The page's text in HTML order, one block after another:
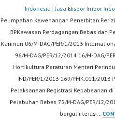
Indonesia | Jasa Ekspor Impor
Pelimpahan Kewenangan Penerbitan
BPKawasan Perdagangan Bebas dan
Karimun 06/M-DAG/PER/1/2013
96/M-DAG/PER/12/2014 16/M-DAG/
Hortikultura Peraturan Menteri
IND/PER/1/2013 169/PMK.011/2013
Pelaksanaan Registrasi Kepabeanan
Pelabuhan Bebas 75/M-DAG/PER/12/
bergulir terus …